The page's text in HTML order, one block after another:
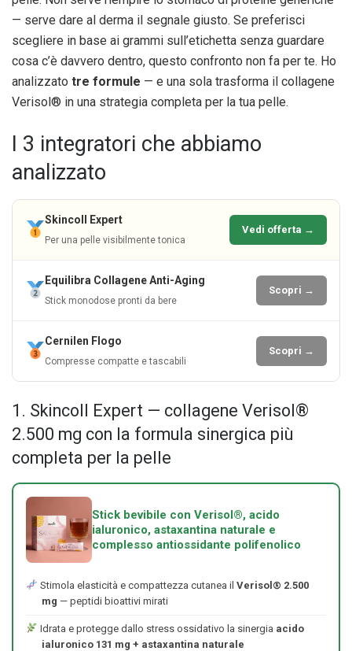
— serve dare al derma il segnale giusto. Se preferisci
scegliere in base ai grammi sull’etichetta senza guardare
cosa c’è davvero dentro, questo confronto non fa per te. Ho
analizzato tre formule — e una sola trasforma il collagene
Verisol® in una strategia completa per la tua pelle.
I 3 integratori che abbiamo
analizzato
Skincoll Expert
Per una pelle visibilmente tonica
Vedi offerta →
Equilibra Collagene Anti-Aging
Stick monodose pronti da bere
Scopri →
Cernilen Flogo
Compresse compatte e tascabili
Scopri →
1. Skincoll Expert — collagene Verisol®
2.500 mg con la formula sinergica più
completa per la pelle
Stick bevibile con Verisol®, acido
ialuronico, astaxantina naturale e
complesso antiossidante polifenolico
Stimola elasticità e compattezza cutanea il Verisol® 2.500
mg — peptidi bioattivi mirati
Idrata e protegge dallo stress ossidativo la sinergia acido
ialuronico 131 mg + astaxantina naturale